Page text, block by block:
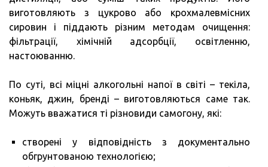
виготовляють з цукрово або крохмалевмісних
сировин і піддають різним методам очищення:
фільтрації, хімічній адсорбції, освітленню,
настоюванню.
По суті, всі міцні алкогольні напої в світі – текіла,
коньяк, джин, бренді – виготовляються саме так.
Можуть вважатися ті різновиди самогону, які:
створені у відповідність з документально
обгрунтованою технологією;